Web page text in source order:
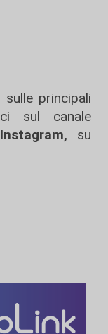
sulle principali
sul canale
, su